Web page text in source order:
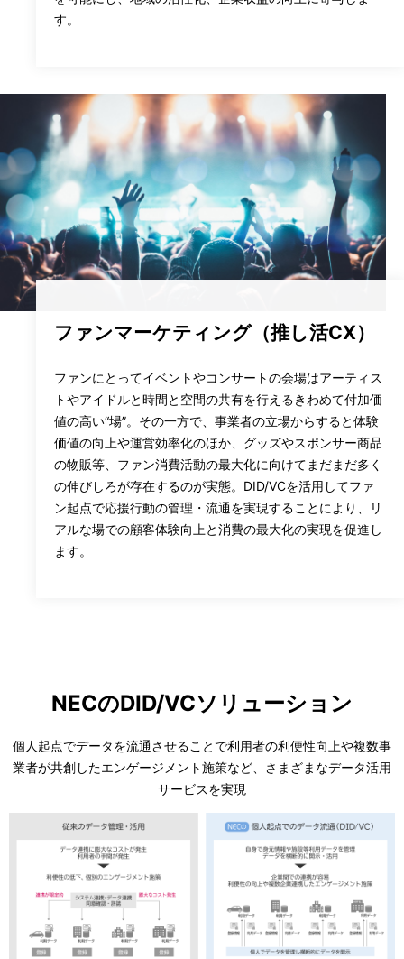
す。
ファンマーケティング（推し活CX）
ファンにとってイベントやコンサートの会場はアーティス
トやアイドルと時間と空間の共有を行えるきわめて付加価
値の高い“場”。その一方で、事業者の立場からすると体験
価値の向上や運営効率化のほか、グッズやスポンサー商品
の物販等、ファン消費活動の最大化に向けてまだまだ多く
の伸びしろが存在するのが実態。DID/VCを活用してファ
ン起点で応援行動の管理・流通を実現することにより、リ
アルな場での顧客体験向上と消費の最大化の実現を促進し
ます。
NECのDID/VCソリューション
個人起点でデータを流通させることで利用者の利便性向上や複数事
業者が共創したエンゲージメント施策など、さまざまなデータ活用
サービスを実現